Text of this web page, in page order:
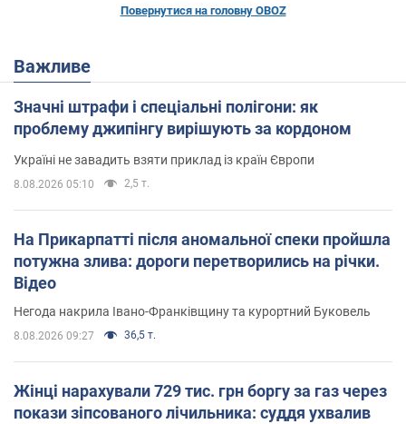
Повернутися на головну OBOZ
Важливе
Значні штрафи і спеціальні полігони: як
проблему джипінгу вирішують за кордоном
Україні не завадить взяти приклад із країн Європи
8.08.2026 05:10 2,5 т.
На Прикарпатті після аномальної спеки пройшла
потужна злива: дороги перетворились на річки.
Відео
Негода накрила Івано-Франківщину та курортний Буковель
8.08.2026 09:27 36,5 т.
Жінці нарахували 729 тис. грн боргу за газ через
покази зіпсованого лічильника: суддя ухвалив